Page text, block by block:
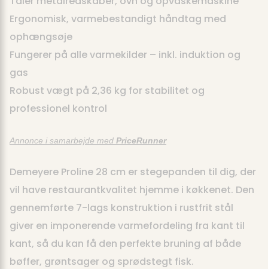
Ergonomisk, varmebestandigt håndtag med
ophængsøje
Fungerer på alle varmekilder – inkl. induktion og
gas
Robust vægt på 2,36 kg for stabilitet og
professionel kontrol
Annonce i samarbejde med PriceRunner
Demeyere Proline 28 cm er stegepanden til dig, der
vil have restaurantkvalitet hjemme i køkkenet. Den
gennemførte 7-lags konstruktion i rustfrit stål
giver en imponerende varmefordeling fra kant til
kant, så du kan få den perfekte bruning af både
bøffer, grøntsager og sprødstegt fisk.